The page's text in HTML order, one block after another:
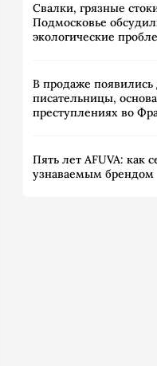
Свалки, грязные
Подмосковье
экологические
В продаже появились
писательницы,
преступлениях во
Пять лет AFUVA: как
узнаваемым брендом